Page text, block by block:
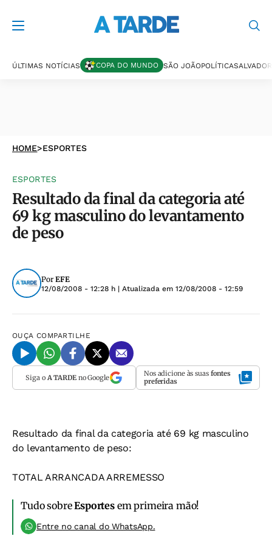
ÚLTIMAS NOTÍCIAS COPA DO MUNDO SÃO JOÃOPOLÍTICASALVADOR
HOME>ESPORTES
ESPORTES
Resultado da final da categoria até
69 kg masculino do levantamento
de peso
Por EFE
12/08/2008 - 12:28 h | Atualizada em 12/08/2008 - 12:59
OUÇA COMPARTILHE
Siga o A TARDEno Google Nos adicione às suas fontes
preferidas
Resultado da final da categoria até 69 kg masculino
do levantamento de peso:
TOTAL ARRANCADA ARREMESSO
Tudo sobreEsportesem primeira mão!
Entre no canal do WhatsApp.